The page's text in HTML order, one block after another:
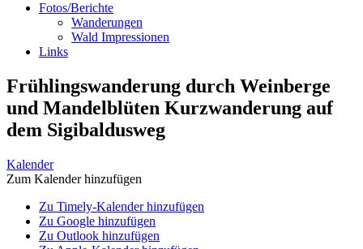
Fotos/Berichte
Wanderungen
Wald Impressionen
Links
Frühlingswanderung durch Weinberge
und Mandelblüten Kurzwanderung auf
dem Sigibaldusweg
Kalender
Zum Kalender hinzufügen
Zu Timely-Kalender hinzufügen
Zu Google hinzufügen
Zu Outlook hinzufügen